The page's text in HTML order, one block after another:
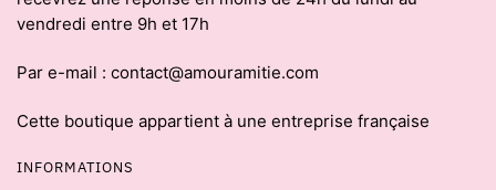
vendredi entre 9h et 17h
Par e-mail : contact@amouramitie.com
Cette boutique appartient à une entreprise française
INFORMATIONS